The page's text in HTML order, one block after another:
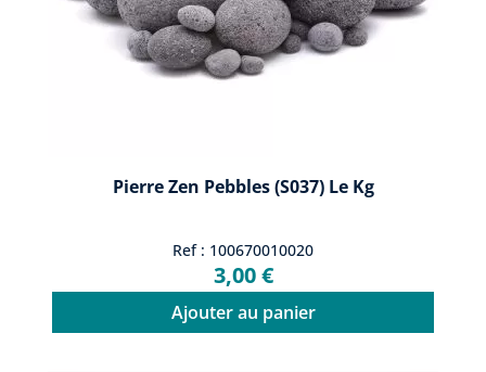
Pierre Zen Pebbles (S037) Le Kg
Ref : 100670010020
3,00 €
Ajouter au panier